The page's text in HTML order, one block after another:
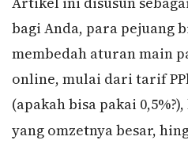
bagi Anda, para pejuang
membedah aturan main
online, mulai dari tarif
(apakah bisa pakai
yang omzetnya besar,